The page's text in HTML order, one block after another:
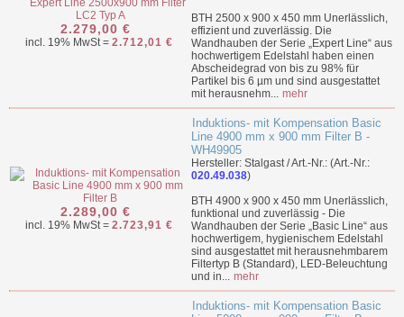
2.279,00 €
incl. 19% MwSt = 2.712,01 €
BTH 2500 x 900 x 450 mm Unerlässlich,
effizient und zuverlässig. Die
Wandhauben der Serie „Expert Line“ aus
hochwertigem Edelstahl haben einen
Abscheidegrad von bis zu 98% für
Partikel bis 6 µm und sind ausgestattet
mit herausnehm... mehr
2.289,00 €
incl. 19% MwSt = 2.723,91 €
Induktions- mit Kompensation Basic
Line 4900 mm x 900 mm Filter B -
WH49905
Hersteller: Stalgast / Art.-Nr.: (Art.-Nr.:
020.49.038)
BTH 4900 x 900 x 450 mm Unerlässlich,
funktional und zuverlässig - Die
Wandhauben der Serie „Basic Line“ aus
hochwertigem, hygienischem Edelstahl
sind ausgestattet mit herausnehmbarem
Filtertyp B (Standard), LED-Beleuchtung
und in... mehr
Induktions- mit Kompensation Basic